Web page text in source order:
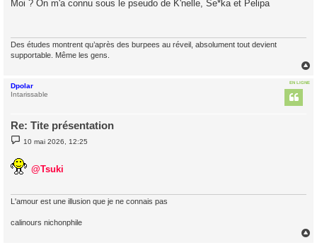
s
Moi ? On m'a connu sous le pseudo de K'nelle, Se*ka et Pelipa
Des études montrent qu’après des burpees au réveil, absolument tout devient
supportable. Même les gens.
EN LIGNE
Dpolar
Intarissable
Re: Tite présentation
M
e
s
a
10 mai 2026, 12:25
@Tsuki
L'amour est une illusion que je ne connais pas
calinours nichonphile